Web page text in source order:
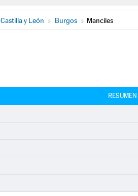
Castilla y León » Burgos » Manciles